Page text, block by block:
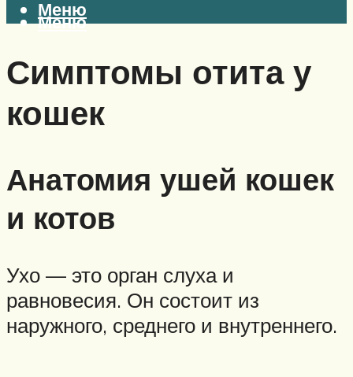
Меню
Меню
Симптомы отита у
кошек
Анатомия ушей кошек
и котов
Ухо — это орган слуха и
равновесия. Он состоит из
наружного, среднего и внутреннего.